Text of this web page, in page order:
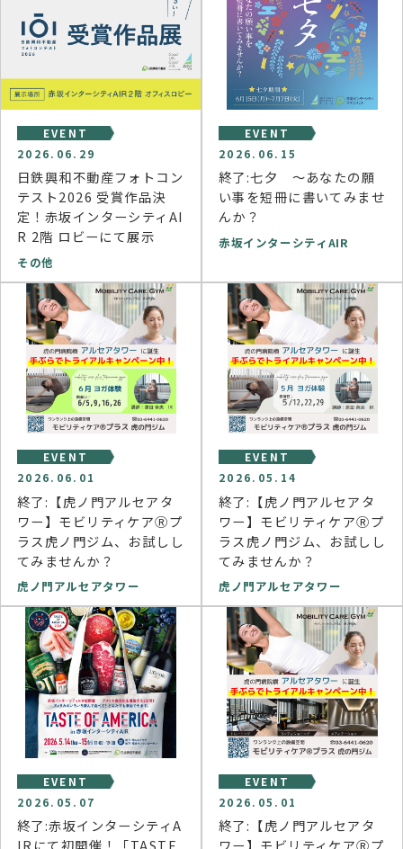
EVENT
2026.06.29
日鉄興和不動産フォトコン
テスト2026 受賞作品決
定！赤坂インターシティAI
R 2階 ロビーにて展示
その他
EVENT
2026.06.15
終了:七夕 ～あなたの願
い事を短冊に書いてみませ
んか？
赤坂インターシティAIR
EVENT
2026.06.01
終了:【虎ノ門アルセアタ
ワー】モビリティケアⓇプ
ラス虎ノ門ジム、お試しし
てみませんか？
虎ノ門アルセアタワー
EVENT
2026.05.14
終了:【虎ノ門アルセアタ
ワー】モビリティケアⓇプ
ラス虎ノ門ジム、お試しし
てみませんか？
虎ノ門アルセアタワー
EVENT
2026.05.07
終了:赤坂インターシティA
EVENT
2026.05.01
終了:【虎ノ門アルセアタ